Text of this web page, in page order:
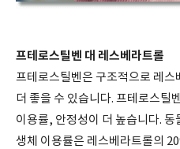
프테로스틸벤 대 레스베라트롤
프테로스틸벤은 구조적으로 레
더 좋을 수 있습니다. 프테로스틸
이용률, 안정성이 더 높습니다.
생체 이용률은 레스베라트롤의